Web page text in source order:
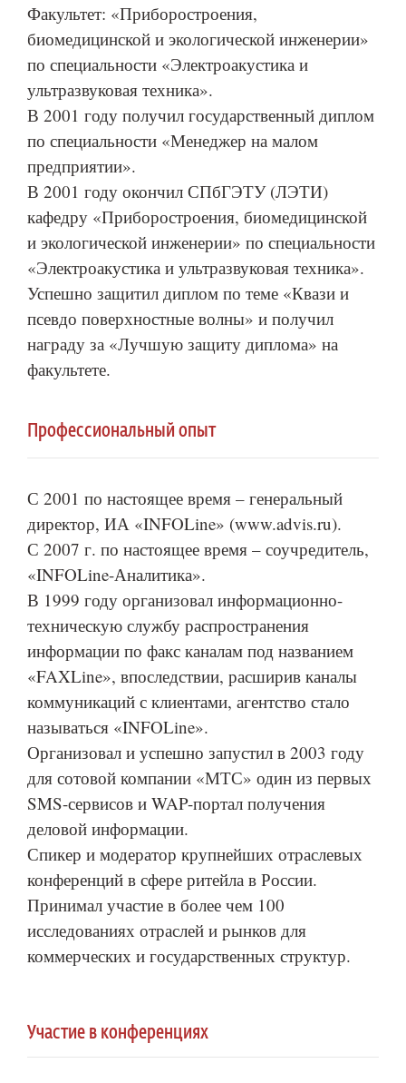
Факультет: «Приборостроения,
биомедицинской и экологической инженерии»
по специальности «Электроакустика и
ультразвуковая техника».
В 2001 году получил государственный диплом
по специальности «Менеджер на малом
предприятии».
В 2001 году окончил СПбГЭТУ (ЛЭТИ)
кафедру «Приборостроения, биомедицинской
и экологической инженерии» по специальности
«Электроакустика и ультразвуковая техника».
Успешно защитил диплом по теме «Квази и
псевдо поверхностные волны» и получил
награду за «Лучшую защиту диплома» на
факультете.
Профессиональный опыт
С 2001 по настоящее время – генеральный
директор, ИА «INFOLine» (www.advis.ru).
С 2007 г. по настоящее время – соучредитель,
«INFOLine-Аналитика».
В 1999 году организовал информационно-
техническую службу распространения
информации по факс каналам под названием
«FAXLine», впоследствии, расширив каналы
коммуникаций с клиентами, агентство стало
называться «INFOLine».
Организовал и успешно запустил в 2003 году
для сотовой компании «МТС» один из первых
SMS-сервисов и WAP-портал получения
деловой информации.
Спикер и модератор крупнейших отраслевых
конференций в сфере ритейла в России.
Принимал участие в более чем 100
исследованиях отраслей и рынков для
коммерческих и государственных структур.
Участие в конференциях